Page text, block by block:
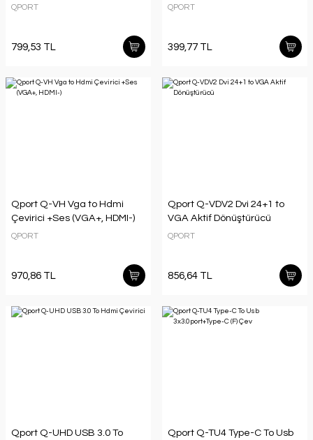
QPORT
799,53 TL
QPORT
399,77 TL
Qport Q-VH Vga to Hdmi
Çevirici +Ses (VGA+, HDMI-)
QPORT
970,86 TL
Qport Q-VDV2 Dvi 24+1 to
VGA Aktif Dönüştürücü
QPORT
856,64 TL
Qport Q-UHD USB 3.0 To
Qport Q-TU4 Type-C To Usb